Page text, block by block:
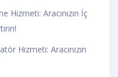
Hizmeti: Aracınızın İç
Hizmeti: Aracınızın